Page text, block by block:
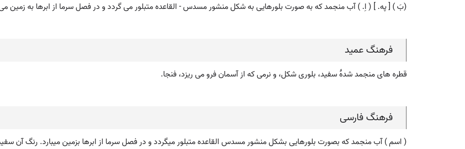
(بَ ) [ په. ] ( اِ. ) آب منجمد که به صورت بلورهایی به شکل منشور مسدس - القاعده متبلور می گردد و در فصل سرما از ابرها به زمین می
فرهنگ عمید
قطره های منجمد شدۀ سفید، بلوری شکل، و نرمی که از آسمان فرو می ریزد، فنجا.
فرهنگ فارسی
( اسم ) آب منجمد که بصورت بلورهایی بشکل منشور مسدس القاعده متبلور میگردد و در فصل سرما از ابرها بزمین میبارد. رنگ آن